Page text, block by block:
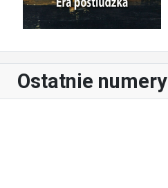
Ostatnie numery